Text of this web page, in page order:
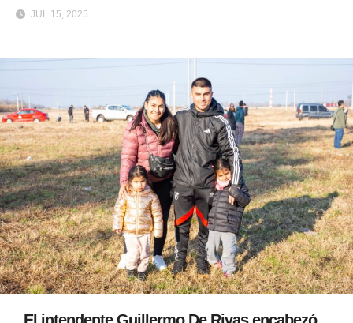
JUL 15, 2025